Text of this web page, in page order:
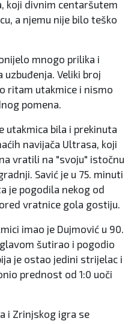
koji divnim centaršutem
a njemu nije bilo teško
mnogo prilika i
uzbuđenja. Veliki broj
ritam utakmice i nismo
pomena.
utakmica bila i prekinuta
navijača Ultrasa, koji
vratili na "svoju" istočnu
Savić je u 75. minuti
je pogodila nekog od
vratnice gola gostiju.
imao je Dujmović u 90.
šutirao i pogodio
je ostao jedini strijelac i
prednost od 1:0 uoči
i Zrinjskog igra se